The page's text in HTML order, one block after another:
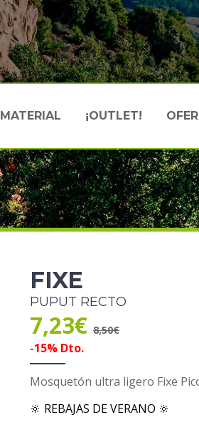
MATERIAL ¡OUTLET!
FIXE
PUPUT RECTO
7,23€ 8,50€
-15% Dto.
Mosquetón ultra ligero Fixe
🔆 REBAJAS DE VERANO 🔆